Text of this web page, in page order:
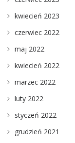
kwiecień 2023
czerwiec 2022
maj 2022
kwiecień 2022
marzec 2022
luty 2022
styczeń 2022
grudzień 2021